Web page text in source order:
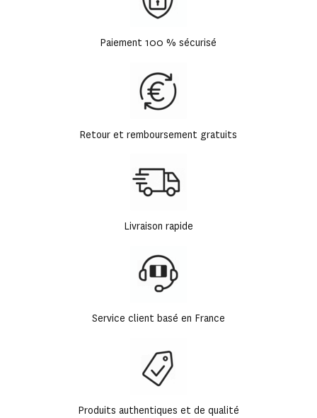
Paiement 100 % sécurisé
Retour et remboursement gratuits
Livraison rapide
Service client basé en France
Produits authentiques et de qualité